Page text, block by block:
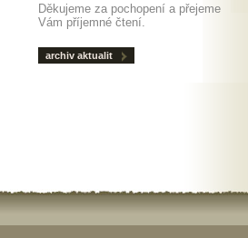
Děkujeme za pochopení a přejeme
Vám příjemné čtení.
archiv aktualit